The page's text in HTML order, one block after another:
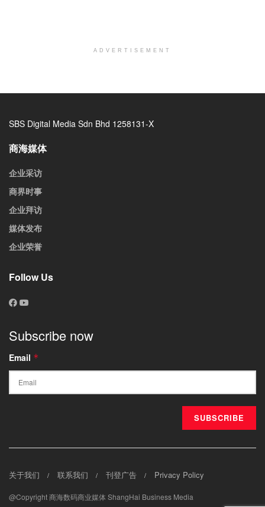
ADVERTISEMENT
SBS Digital Media Sdn Bhd 1258131-X
商海媒体
企业采访
商界时事
企业拜访
媒体发布
企业荣誉
Follow Us
Subscribe now
Email *
关于我们 联系我们 刊登广告 Privacy Policy
@Copyright 商海数码商业媒体 ShangHai Business Media